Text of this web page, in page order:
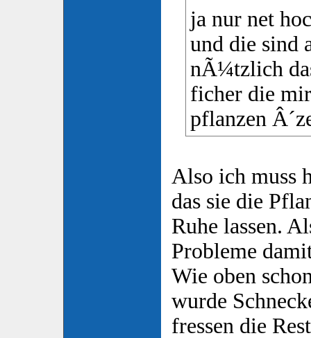
ja nur net
und die sind
nÃ¼tzlich
ficher die
pflanzen
Also ich muss
das sie die
Ruhe lassen.
Probleme
Wie oben
wurde
fressen die